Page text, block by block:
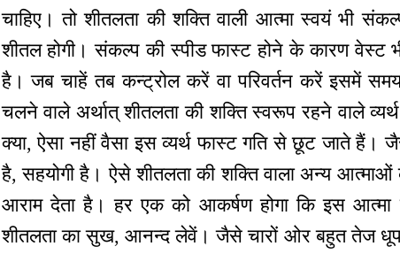
चाहिए। तो शीतलता की शक्ति वाली आत्मा स्वयं भी
शीतल होगी। संकल्प की स्पीड फास्ट होने के कारण वेस्ट
है। जब चाहें तब कन्ट्रोल करें वा परिवर्तन करें इसमें
चलने वाले अर्थात् शीतलता की शक्ति स्वरूप रहने वाले
क्या, ऐसा नहीं वैसा इस व्यर्थ फास्ट गति से छूट जाते हैं।
है, सहयोगी है। ऐसे शीतलता की शक्ति वाला अन्य
आराम देता है। हर एक को आकर्षण होगा कि इस आत्मा
शीतलता का सुख, आनन्द लेवें। जैसे चारों ओर बहुत तेज धूप